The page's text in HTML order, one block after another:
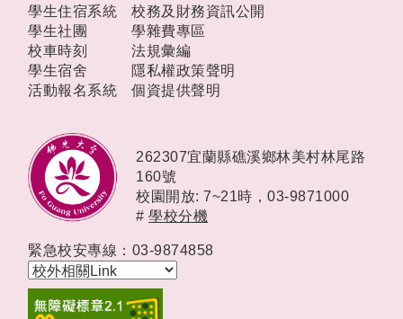
學生住宿系統
學生社團
校車時刻
學生宿舍
活動報名系統
校務及財務資訊公開
學雜費專區
法規彙編
隱私權政策聲明
個資提供聲明
262307宜蘭縣礁溪鄉林美村林尾路
160號
校園開放: 7~21時， 03-9871000
# 學校分機
緊急校安專線：03-9874858